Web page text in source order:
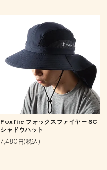
Foxfire フォックスファイヤー SC
シャドウハット
7,480円(税込)